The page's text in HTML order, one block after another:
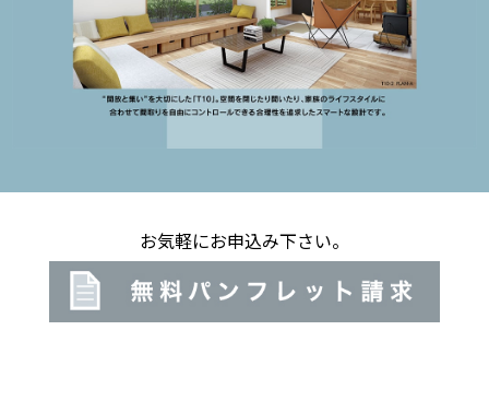
お気軽にお申込み下さい。